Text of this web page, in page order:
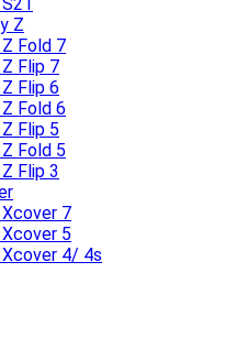
Z
Fold 7
Flip 7
Flip 6
Fold 6
Flip 5
Fold 5
Flip 3
7
5
Xcover 4/ 4s